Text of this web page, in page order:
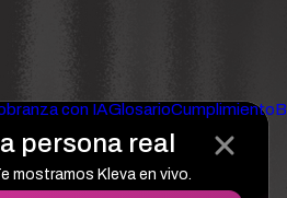
persona real
mostramos Kleva en vivo.
con IAGlosarioCumplimiento